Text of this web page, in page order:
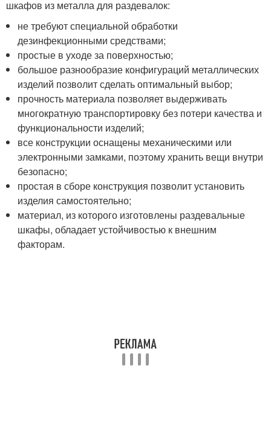
шкафов из металла для раздевалок:
не требуют специальной обработки
дезинфекционными средствами;
простые в уходе за поверхностью;
большое разнообразие конфигураций металлических
изделий позволит сделать оптимальный выбор;
прочность материала позволяет выдерживать
многократную транспортировку без потери качества и
функциональности изделий;
все конструкции оснащены механическими или
электронными замками, поэтому хранить вещи внутри
безопасно;
простая в сборе конструкция позволит установить
изделия самостоятельно;
материал, из которого изготовлены раздевальные
шкафы, обладает устойчивостью к внешним
факторам.